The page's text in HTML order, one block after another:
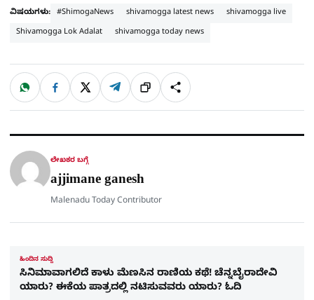
ವಿಷಯಗಳು: #ShimogaNews shivamogga latest news
shivamogga live
Shivamogga Lok Adalat
shivamogga today news
ಹಂಚಿಕೊಳ್ಳಿ
W
a
t
p
F
c
e
o
X T
l
e
a
ಲಿಂ
ಕ್
S
h
a
ಲೇಖಕರ ಬಗ್ಗೆ
ajjimane ganesh
Malenadu Today Contributor
ಹಿಂದಿನ ಸುದ್ದಿ
ಸಿನಿಮಾವಾಗಲಿದೆ ಕಾಳು ಮೆಣಸಿನ ರಾಣಿಯ ಕಥೆ! ಚೆನ್ನಬೈರಾದೇವಿ
ಯಾರು? ಈಕೆಯ ಪಾತ್ರದಲ್ಲಿ ನಟಿಸುವವರು ಯಾರು? ಓದಿ